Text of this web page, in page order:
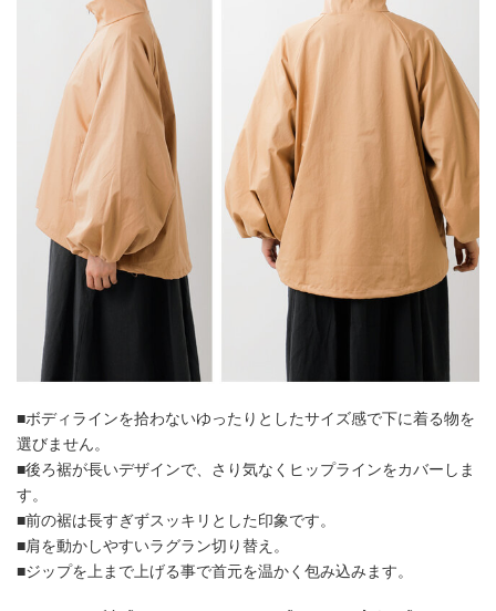
■ボディラインを拾わないゆったりとしたサイズ感で下に着る物を
選びません。
■後ろ裾が長いデザインで、さり気なくヒップラインをカバーしま
す。
■前の裾は長すぎずスッキリとした印象です。
■肩を動かしやすいラグラン切り替え。
■ジップを上まで上げる事で首元を温かく包み込みます。